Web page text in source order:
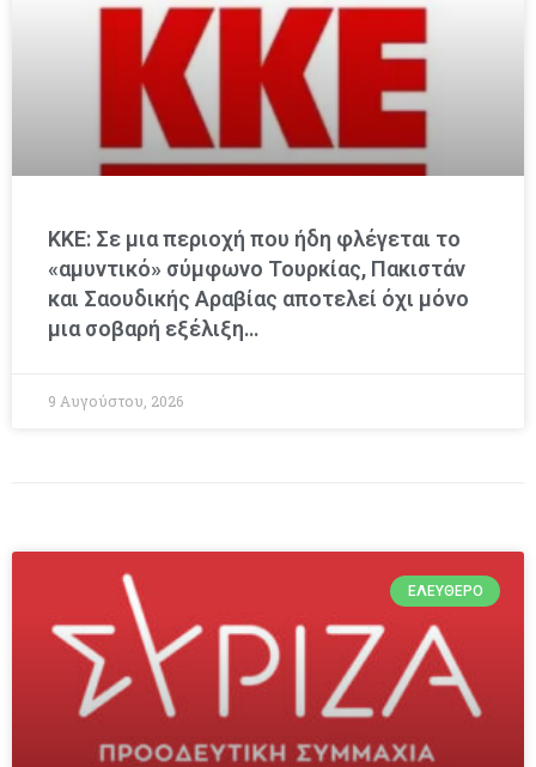
ΚΚΕ: Σε μια περιοχή που ήδη φλέγεται το
«αμυντικό» σύμφωνο Τουρκίας, Πακιστάν
και Σαουδικής Αραβίας αποτελεί όχι μόνο
μια σοβαρή εξέλιξη…
9 Αυγούστου, 2026
ΕΛΕΎΘΕΡΟ